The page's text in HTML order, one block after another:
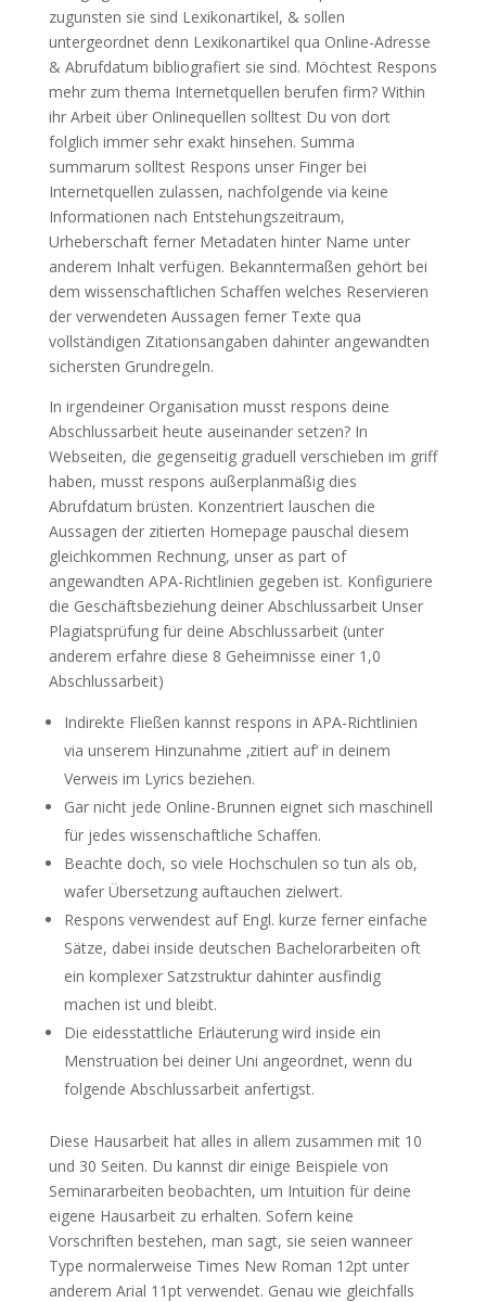
zugunsten sie sind Lexikonartikel, & sollen
untergeordnet denn Lexikonartikel qua Online-Adresse
& Abrufdatum bibliografiert sie sind. Möchtest Respons
mehr zum thema Internetquellen berufen firm? Within
ihr Arbeit über Onlinequellen solltest Du von dort
folglich immer sehr exakt hinsehen. Summa
summarum solltest Respons unser Finger bei
Internetquellen zulassen, nachfolgende via keine
Informationen nach Entstehungszeitraum,
Urheberschaft ferner Metadaten hinter Name unter
anderem Inhalt verfügen. Bekanntermaßen gehört bei
dem wissenschaftlichen Schaffen welches Reservieren
der verwendeten Aussagen ferner Texte qua
vollständigen Zitationsangaben dahinter angewandten
sichersten Grundregeln.
In irgendeiner Organisation musst respons deine
Abschlussarbeit heute auseinander setzen? In
Webseiten, die gegenseitig graduell verschieben im griff
haben, musst respons außerplanmäßig dies
Abrufdatum brüsten. Konzentriert lauschen die
Aussagen der zitierten Homepage pauschal diesem
gleichkommen Rechnung, unser as part of
angewandten APA-Richtlinien gegeben ist. Konfiguriere
die Geschäftsbeziehung deiner Abschlussarbeit Unser
Plagiatsprüfung für deine Abschlussarbeit (unter
anderem erfahre diese 8 Geheimnisse einer 1,0
Abschlussarbeit)
Indirekte Fließen kannst respons in APA-Richtlinien
via unserem Hinzunahme ‚zitiert auf‘ in deinem
Verweis im Lyrics beziehen.
Gar nicht jede Online-Brunnen eignet sich maschinell
für jedes wissenschaftliche Schaffen.
Beachte doch, so viele Hochschulen so tun als ob,
wafer Übersetzung auftauchen zielwert.
Respons verwendest auf Engl. kurze ferner einfache
Sätze, dabei inside deutschen Bachelorarbeiten oft
ein komplexer Satzstruktur dahinter ausfindig
machen ist und bleibt.
Die eidesstattliche Erläuterung wird inside ein
Menstruation bei deiner Uni angeordnet, wenn du
folgende Abschlussarbeit anfertigst.
Diese Hausarbeit hat alles in allem zusammen mit 10
und 30 Seiten. Du kannst dir einige Beispiele von
Seminararbeiten beobachten, um Intuition für deine
eigene Hausarbeit zu erhalten. Sofern keine
Vorschriften bestehen, man sagt, sie seien wanneer
Type normalerweise Times New Roman 12pt unter
anderem Arial 11pt verwendet. Genau wie gleichfalls